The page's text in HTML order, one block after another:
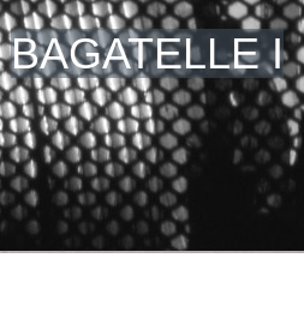
BAGATELLE I